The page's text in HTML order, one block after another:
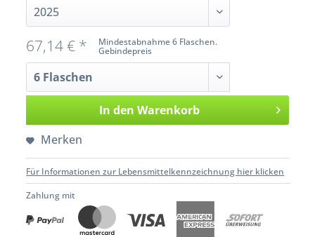
Mindestabnahme 6 Flaschen.
Gebindepreis
67,14 € *
In den Warenkorb
Merken
Für Informationen zur Lebensmittelkennzeichnung hier klicken
Zahlung mit